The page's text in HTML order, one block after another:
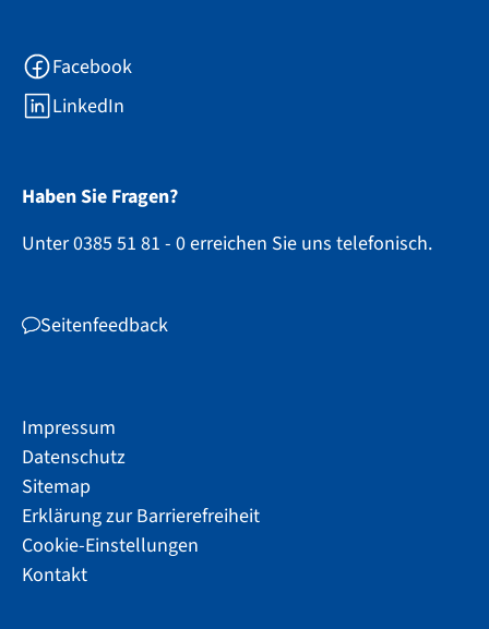
Facebook
LinkedIn
Haben Sie Fragen?
Unter 0385 51 81 - 0 erreichen Sie uns telefonisch.
Seitenfeedback
Impressum
Datenschutz
Sitemap
Erklärung zur Barrierefreiheit
Cookie-Einstellungen
Kontakt